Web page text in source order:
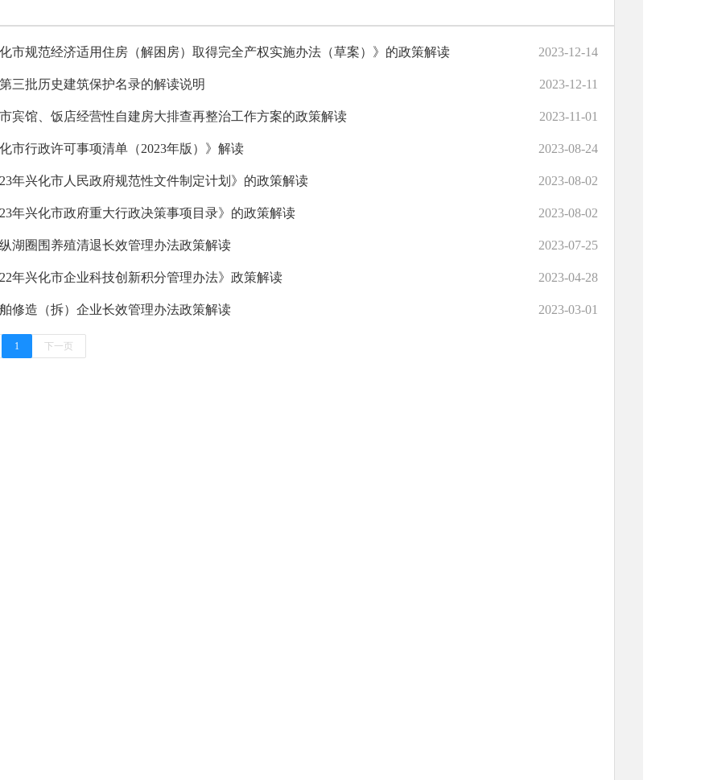
市规范经济适用住房（解困房）取得完全产权实施办法（草案）》的政策解读 2023-12-14
三批历史建筑保护名录的解读说明 2023-12-11
宾馆、饭店经营性自建房大排查再整治工作方案的政策解读 2023-11-01
市行政许可事项清单（2023年版）》解读 2023-08-24
年兴化市人民政府规范性文件制定计划》的政策解读 2023-08-02
年兴化市政府重大行政决策事项目录》的政策解读 2023-08-02
湖圈围养殖清退长效管理办法政策解读 2023-07-25
年兴化市企业科技创新积分管理办法》政策解读 2023-04-28
修造（拆）企业长效管理办法政策解读 2023-03-01
1 下一页